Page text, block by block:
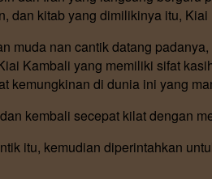
dan kitab yang dimilikinya itu,
muda nan cantik datang
Kambali yang memiliki sifat
kemungkinan di dunia ini yang
kembali secepat kilat dengan
itu, kemudian diperintahkan